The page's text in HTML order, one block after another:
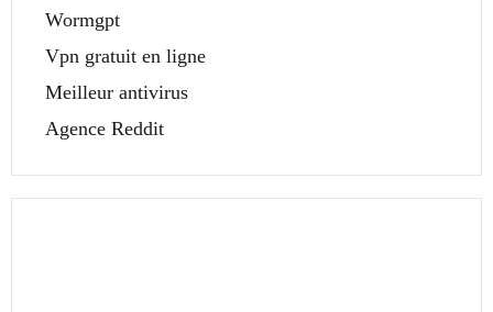
Wormgpt
Vpn gratuit en ligne
Meilleur antivirus
Agence Reddit